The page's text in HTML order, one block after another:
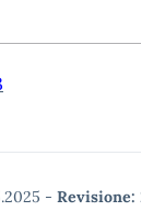
- Revisione: